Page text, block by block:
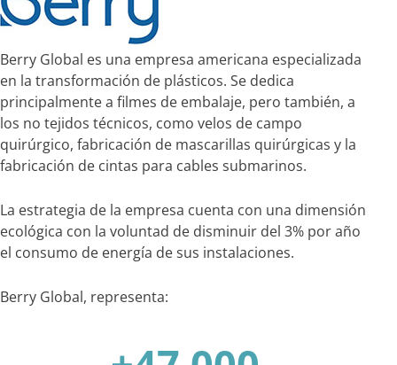
Berry Global es una empresa americana especializada
en la transformación de plásticos. Se dedica
principalmente a filmes de embalaje, pero también, a
los no tejidos técnicos, como velos de campo
quirúrgico, fabricación de mascarillas quirúrgicas y la
fabricación de cintas para cables submarinos.
La estrategia de la empresa cuenta con una dimensión
ecológica con la voluntad de disminuir del 3% por año
el consumo de energía de sus instalaciones.
Berry Global, representa: